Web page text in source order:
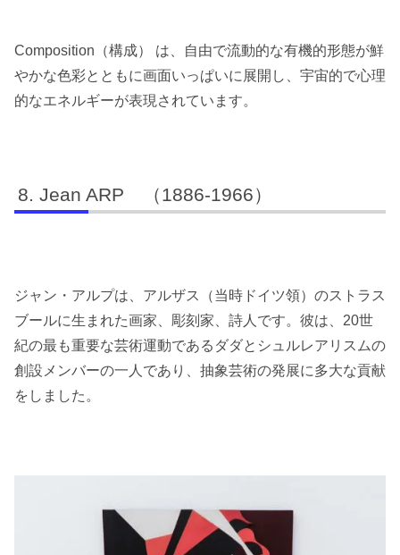
Composition（構成） は、自由で流動的な有機的形態が鮮
やかな色彩とともに画面いっぱいに展開し、宇宙的で心理
的なエネルギーが表現されています。
Jean ARP （1886-1966）
ジャン・アルプは、アルザス（当時ドイツ領）のストラス
ブールに生まれた画家、彫刻家、詩人です。彼は、20世
紀の最も重要な芸術運動であるダダとシュルレアリスムの
創設メンバーの一人であり、抽象芸術の発展に多大な貢献
をしました。